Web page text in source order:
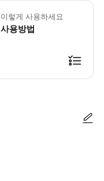
이렇게 사용하세요
사용방법